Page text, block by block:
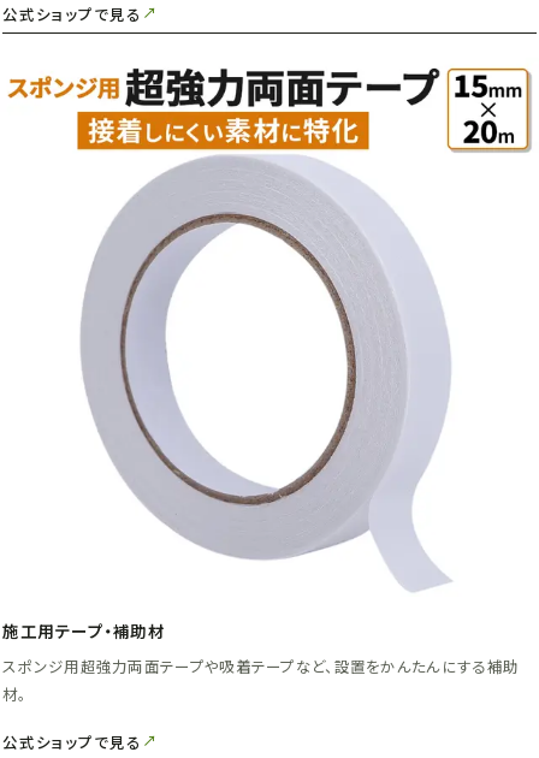
公式ショップで見る
施工用テープ・補助材
スポンジ用超強力両面テープや吸着テープなど、設置をかんたんにする補助
材。
公式ショップで見る